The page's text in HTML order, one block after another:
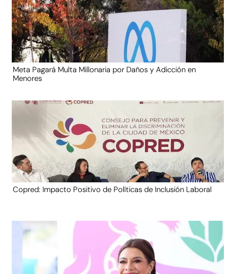
Meta Pagará Multa Millonaria por Daños y Adicción en
Menores
Copred: Impacto Positivo de Políticas de Inclusión Laboral